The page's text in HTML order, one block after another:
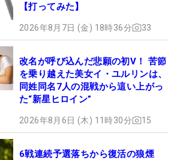
【打ってみた】
2026年8月7日 (金) 18時36分 33
改名が呼び込んだ悲願の初V！ 苦節
を乗り越えた美女イ・ユルリンは、
同姓同名7人の混戦から這い上がっ
た“新星ヒロイン”
2026年8月6日 (木) 11時30分 15
6戦連続予選落ちから復活の狼煙